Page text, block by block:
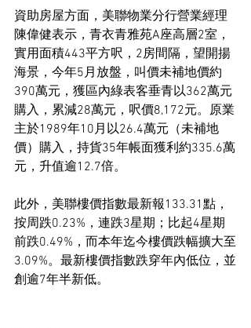
資助房屋方面，美聯物業分行營業經理
陳偉健表示，青衣青雅苑A座高層2室，
實用面積443平方呎，2房間隔，望開揚
海景，今年5月放盤，叫價未補地價約
390萬元，獲區內綠表客垂青以362萬元
購入，累減28萬元，呎價8,172元。原業
主於1989年10月以26.4萬元（未補地
價）購入，持貨35年帳面獲利約335.6萬
元，升值逾12.7倍。
此外，美聯樓價指數最新報133.31點，
按周跌0.23%，連跌3星期；比起4星期
前跌0.49%，而本年迄今樓價跌幅擴大至
3.09%。最新樓價指數跌穿年內低位，並
創逾7年半新低。